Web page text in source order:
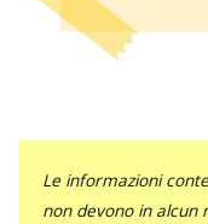
Le informazioni
non devono in